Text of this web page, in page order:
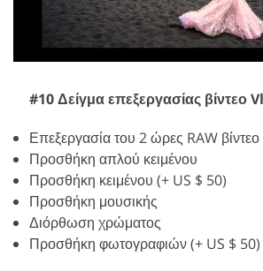
#10 Δείγμα επεξεργασίας βίντεο
Επεξεργασία του 2 ώρες RAW βίντεο
Προσθήκη απλού κειμένου
Προσθήκη κειμένου (+ US $ 50)
Προσθήκη μουσικής
Διόρθωση χρώματος
Προσθήκη φωτογραφιών (+ US $ 50)